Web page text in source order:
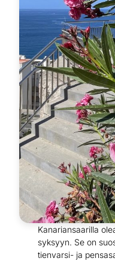
Kanariansaarilla
syksyyn. Se on
tienvarsi- ja